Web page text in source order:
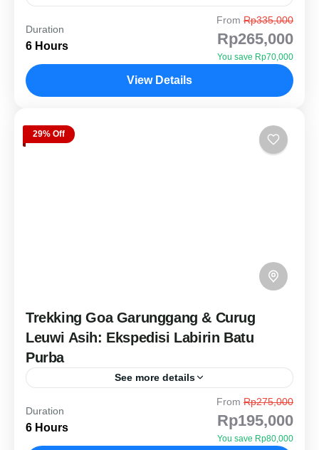
Uji batas kemampuan Anda di rute Puncak Kuta
yang ikonik. Menembus vegetasi hutan lebat dan
tanjakan curam menuju puncak panorama, lalu
turun membelah rimba menuju...
3 People
Duration
6 Hours
From Rp335,000
Rp265,000
You save Rp70,000
View Details
29% Off
Trekking Goa Garunggang & Curug
Leuwi Asih: Ekspedisi Labirin Batu
Purba
See more details
Jelajahi situs geologi unik "Grand Canyon" versi
Sentul. Dari labirin batu purba Goa Garunggang
yang eksotis hingga kesegaran kolam alami Curug
Duration
6 Hours
From Rp275,000
Rp195,000
You save Rp80,000